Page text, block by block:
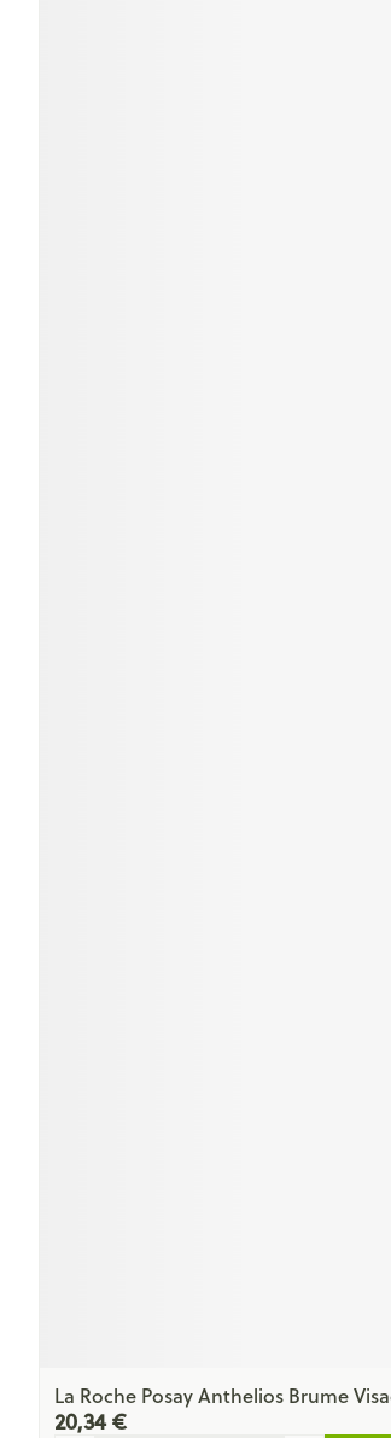
La Roche Posay Anthelios Brume
20,34 €